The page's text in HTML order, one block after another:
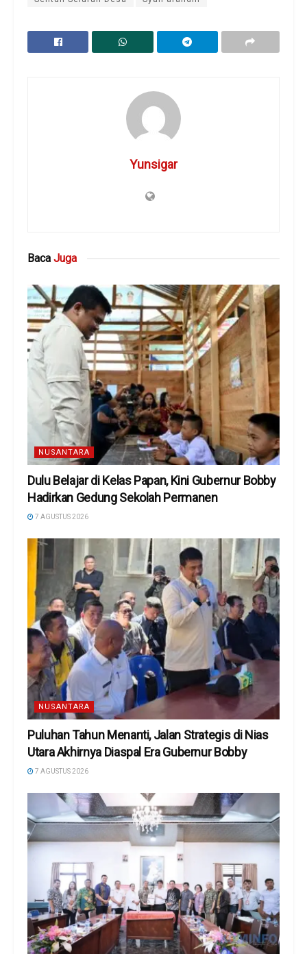
Yunsigar
Baca Juga
NUSANTARA
Dulu Belajar di Kelas Papan, Kini Gubernur Bobby
Hadirkan Gedung Sekolah Permanen
7 AGUSTUS 2026
NUSANTARA
Puluhan Tahun Menanti, Jalan Strategis di Nias
Utara Akhirnya Diaspal Era Gubernur Bobby
7 AGUSTUS 2026